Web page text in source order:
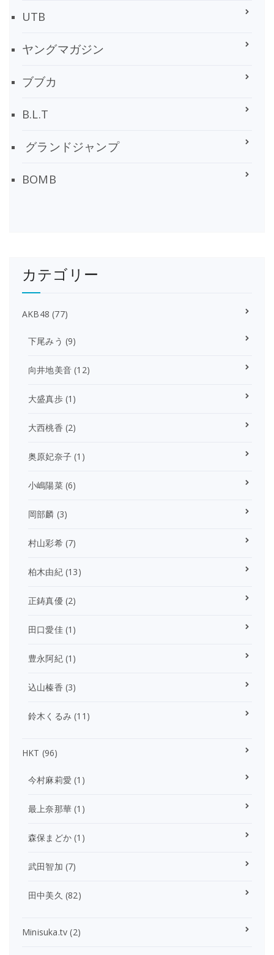
UTB
ヤングマガジン
ブブカ
B.L.T
グランドジャンプ
BOMB
カテゴリー
AKB48 (77)
下尾みう (9)
向井地美音 (12)
大盛真歩(1)
大西桃香 (2)
奥原妃奈子 (1)
小嶋陽菜(6)
岡部麟 (3)
村山彩希(7)
柏木由紀(13)
正鋳真優(2)
田口愛佳(1)
豊永阿紀(1)
込山榛香 (3)
鈴木くるみ (11)
HKT (96)
今村麻莉愛 (1)
最上奈那華 (1)
森保まどか (1)
武田智加 (7)
田中美久 (82)
Minisuka.tv (2)